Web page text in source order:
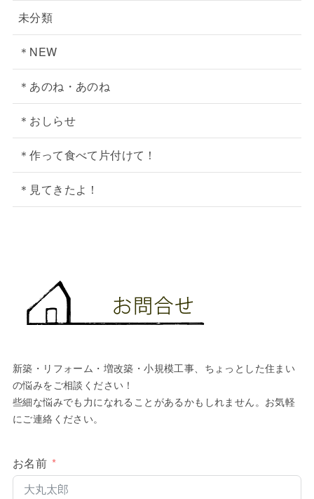
未分類
＊NEW
＊あのね・あのね
＊おしらせ
＊作って食べて片付けて！
＊見てきたよ！
新築・リフォーム・増改築・小規模工事、ちょっとした住まい
の悩みをご相談ください！
些細な悩みでも力になれることがあるかもしれません。お気軽
にご連絡ください。
お名前